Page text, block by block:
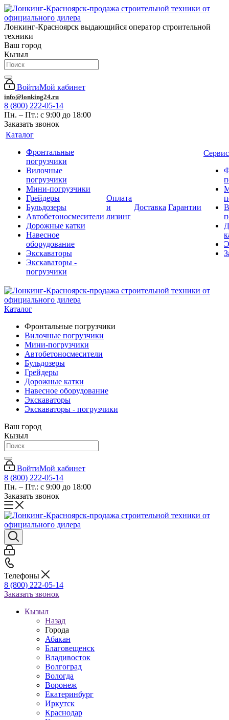
Лонкинг-Красноярск выдающийся оператор строительной
техники
Ваш город
Кызыл
ВойтиМой кабинет
info@lonking24.ru
8 (800) 222-05-14
Пн. – Пт.: с 9:00 до 18:00
Заказать звонок
Каталог
Фронтальные
погрузчики
Вилочные
погрузчики
Мини-погрузчики
Грейдеры
Бульдозеры
Автобетоносмесители
Дорожные катки
Навесное
оборудование
Экскаваторы
Экскаваторы -
погрузчики
Оплата
и
лизинг
Доставка Гарантии
Каталог
Фронтальные погрузчики
Вилочные погрузчики
Мини-погрузчики
Автобетоносмесители
Бульдозеры
Грейдеры
Дорожные катки
Навесное оборудование
Экскаваторы
Экскаваторы - погрузчики
Ваш город
Кызыл
ВойтиМой кабинет
8 (800) 222-05-14
Пн. – Пт.: с 9:00 до 18:00
Заказать звонок
Телефоны
8 (800) 222-05-14
Заказать звонок
Кызыл
Назад
Города
Абакан
Благовещенск
Владивосток
Волгоград
Вологда
Воронеж
Екатеринбург
Иркутск
Краснодар